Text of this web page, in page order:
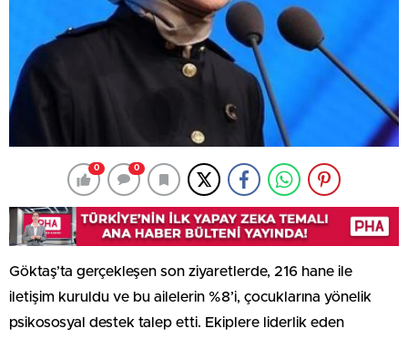
0 0
Göktaş’ta gerçekleşen son ziyaretlerde, 216 hane ile
iletişim kuruldu ve bu ailelerin %8’i, çocuklarına yönelik
psikososyal destek talep etti. Ekiplere liderlik eden